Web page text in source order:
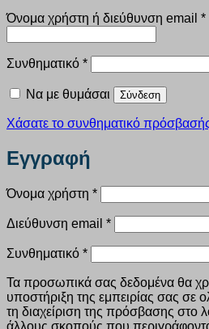
Όνομα χρήστη ή διεύθυνση email *
Συνθηματικό *Απαιτείται
Να με θυμάσαι Σύνδεση
Χάσατε το συνθηματικό
Εγγραφή
Όνομα χρήστη *Απαιτείται
Διεύθυνση email *Απαιτείται
Συνθηματικό *Απαιτείται
Τα προσωπικά σας δεδομένα θα
υποστήριξη της εμπειρίας σας σε
τη διαχείριση της πρόσβασης στο
άλλους σκοπούς που